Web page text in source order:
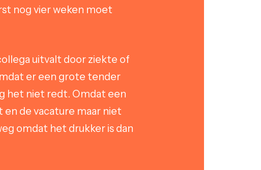
nog vier weken moet
uitvalt door ziekte of
er een grote tender
het niet redt. Omdat een
de vacature maar niet
omdat het drukker is dan